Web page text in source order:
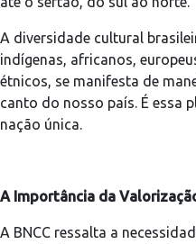
A diversidade cultural
indígenas, africanos,
étnicos, se manifesta de
canto do nosso país. É essa
nação única.
A Importância da
A BNCC ressalta a